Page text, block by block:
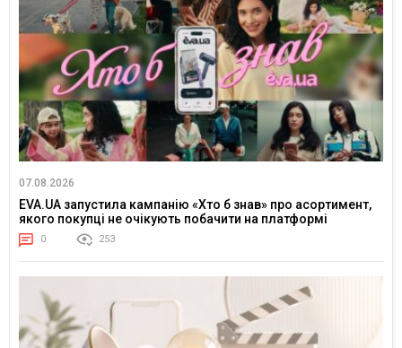
07.08.2026
EVA.UA запустила кампанію «Хто б знав» про асортимент,
якого покупці не очікують побачити на платформі
0 253